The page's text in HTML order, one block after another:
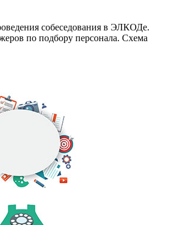
собеседования в ЭЛКОДе.
по подбору персонала. Схема